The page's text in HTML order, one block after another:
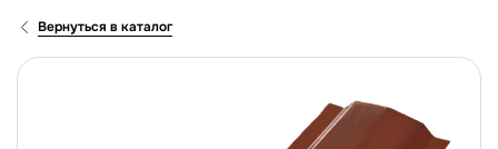
Вернуться в каталог